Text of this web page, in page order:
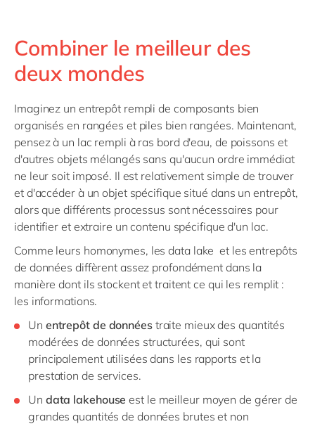
Combiner le meilleur des
deux mondes
Imaginez un entrepôt rempli de composants bien
organisés en rangées et piles bien rangées. Maintenant,
pensez à un lac rempli à ras bord d'eau, de poissons et
d'autres objets mélangés sans qu'aucun ordre immédiat
ne leur soit imposé. Il est relativement simple de trouver
et d'accéder à un objet spécifique situé dans un entrepôt,
alors que différents processus sont nécessaires pour
identifier et extraire un contenu spécifique d'un lac.
Comme leurs homonymes, les data lake et les entrepôts
de données diffèrent assez profondément dans la
manière dont ils stockent et traitent ce qui les remplit :
les informations.
Un entrepôt de donnéestraite mieux des quantités
modérées de données structurées, qui sont
principalement utilisées dans les rapports et la
prestation de services.
Un data lakehouse est le meilleur moyen de gérer de
grandes quantités de données brutes et non